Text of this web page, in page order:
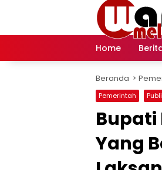
Home
Beranda
Pemerintah
Bupati
Yang